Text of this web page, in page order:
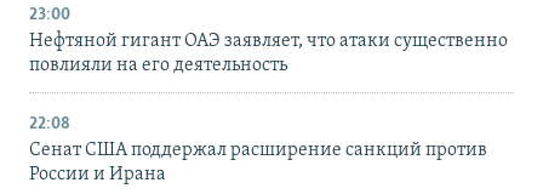
23:00
Нефтяной гигант ОАЭ заявляет, что атаки существенно
повлияли на его деятельность
22:08
Сенат США поддержал расширение санкций против
России и Ирана